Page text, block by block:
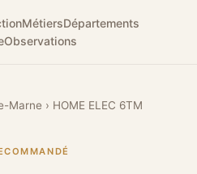
MétiersDépartements
Observations
Marne › HOME ELEC 6TM